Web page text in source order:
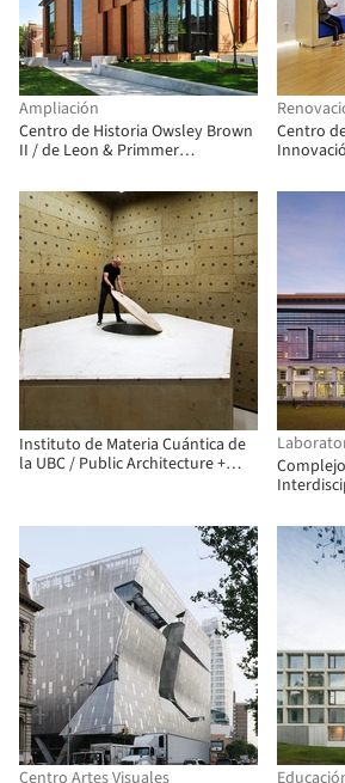
Ampliación
Centro de Historia Owsley Brown
II / de Leon & Primmer
Centro
Instituto de Materia Cuántica de
la UBC / Public Architecture +
Centro Artes Visuales